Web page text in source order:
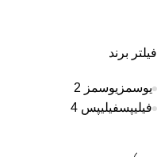
فیلتر برند
یوسمز یوسمز 2
فیلیپسفیلیپس 4